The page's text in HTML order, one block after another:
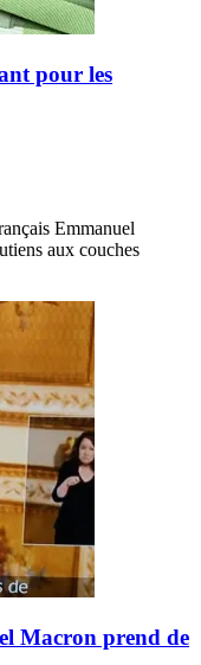
pour les
Emmanuel
aux couches
Macron prend de